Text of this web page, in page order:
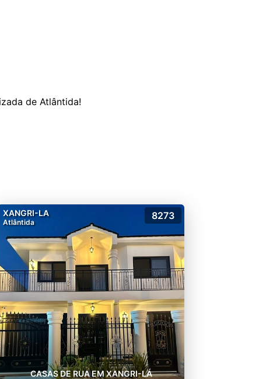
XANGRI-LA
Atlântida
8273
CASAS DE RUA EM XANGRI-LÁ